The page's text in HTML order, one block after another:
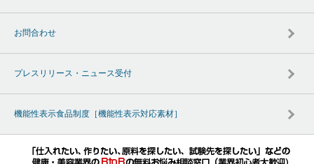
お問合わせ
プレスリリース・ニュース受付
機能性表示食品制度［機能性表示対応素材］